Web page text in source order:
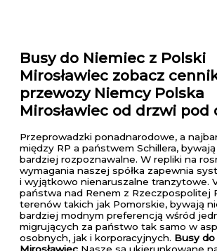
Busy do Niemiec z Polski
Mirosławiec zobacz
przewozy Niemcy Polska
Mirosławiec od drzwi pod
Przeprowadzki ponadnarodowe, a
między RP a państwem Schillera,
bardziej rozpoznawalne. W repliki na
wymagania naszej spółka zapewnia
i wyjątkowo nienaruszalne tranzytowe.
państwa nad Renem z Rzeczpospolitej
terenów takich jak Pomorskie, bywają
bardziej modnym preferencją wśród
migrujących za państwo tak samo w
osobnych, jak i korporacyjnych. Busy